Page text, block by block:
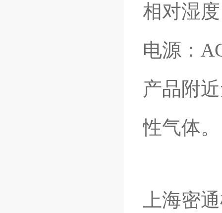
相对湿
电源：
产品附
性气体。
上海密